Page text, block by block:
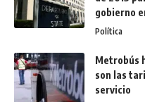
gobierno
Política
Metrobús
son las
servicio